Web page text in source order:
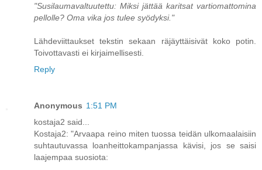
"Susilaumavaltuutettu: Miksi jättää karitsat vartiomattomina
pellolle? Oma vika jos tulee syödyksi."
Lähdeviittaukset tekstin sekaan räjäyttäisivät koko potin.
Toivottavasti ei kirjaimellisesti.
Reply
Anonymous 1:51 PM
kostaja2 said...
Kostaja2: "Arvaapa reino miten tuossa teidän ulkomaalaisiin
suhtautuvassa loanheittokampanjassa kävisi, jos se saisi
laajempaa suosiota: